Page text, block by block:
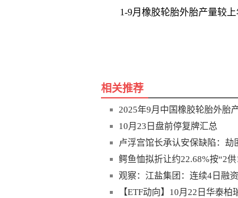
1-9月橡胶轮胎外胎产量较上
相关推荐
2025年9月中国橡胶轮胎外胎
10月23日盘前停复牌汇总
卢浮宫馆长承认安保缺陷：劫
鳄鱼恤拟折让约22.68%按“2
观察：江盐集团：连续4日融
【ETF动向】10月22日华泰